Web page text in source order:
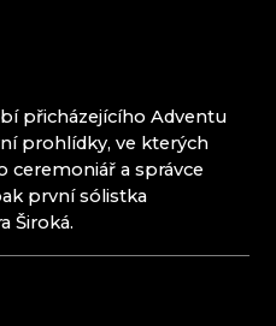
AND JEWELLERY
ÚDOLÍ
přicházejícího Adventu
prohlídky, ve kterých
ceremoniář a správce
první sólistka
Široká.